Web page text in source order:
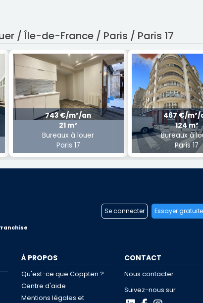
/ Île-de-France / Paris / Paris 17
743 €/m²/an
21 m²
Bureaux à louer
Paris 17
467 €/m²/
124 m²
Bureaux à
Paris 17
Se connecter Essayer
À PROPOS
Qu'est-ce que Coppten ?
Centre d'aide
Mentions légales et
CONTACT
Nous contacter
Suivez-nous sur